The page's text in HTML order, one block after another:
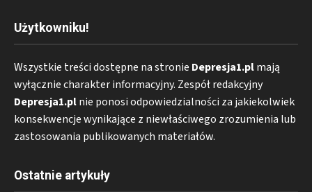
Użytkowniku!
Wszystkie treści dostępne na stronie Depresja1.plmają
wyłącznie charakter informacyjny. Zespół redakcyjny
Depresja1.plnie ponosi odpowiedzialności za jakiekolwiek
konsekwencje wynikające z niewłaściwego zrozumienia lub
zastosowania publikowanych materiałów.
Ostatnie artykuły